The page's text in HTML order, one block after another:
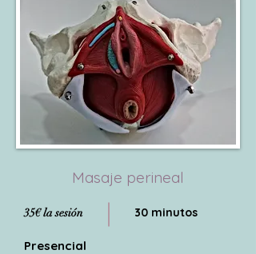
Masaje perineal
35€ la sesión 30 minutos
Presencial